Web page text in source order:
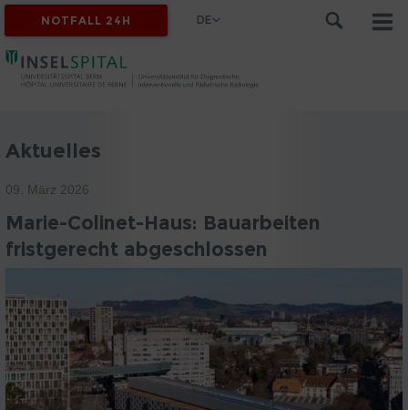
NOTFALL 24H DE
Aktuelles
09. März 2026
Marie-Colinet-Haus: Bauarbeiten
fristgerecht abgeschlossen